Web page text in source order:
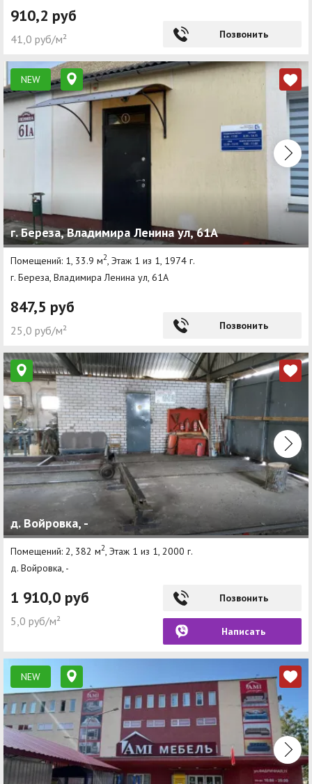
910,2 руб
41,0 руб/м² Позвонить
NEW
г. Береза, Владимира Ленина ул, 61А
Помещений: 1, 33.9 м2 , Этаж 1 из 1, 1974 г.
г. Береза, Владимира Ленина ул, 61А
847,5 руб
25,0 руб/м² Позвонить
д. Войровка, -
Помещений: 2, 382 м2, Этаж 1 из 1, 2000 г.
д. Войровка, -
1 910,0 руб
5,0 руб/м²
Позвонить
Написать
NEW